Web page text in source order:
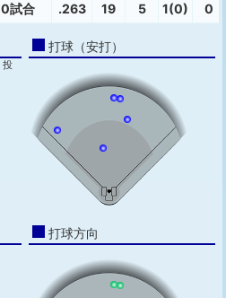
試合 .263 19 5 1(0) 0
投
打球（安打）
打球方向